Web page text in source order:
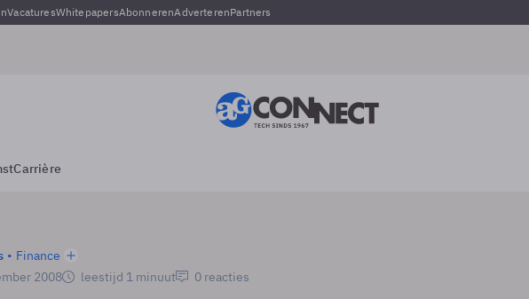
VacaturesWhitepapersAbonnerenAdverterenPartners
Carrière
Finance
2008
leestijd 1 minuut 0 reacties